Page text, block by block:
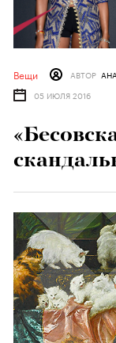
Вещи АВТОР
05 ИЮЛЯ 2016